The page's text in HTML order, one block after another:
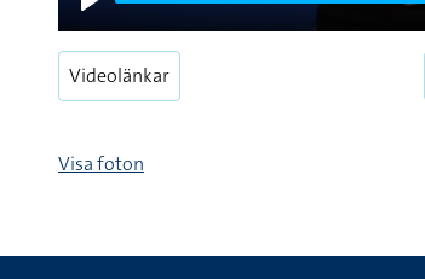
Play
Videolänkar
Visa foton